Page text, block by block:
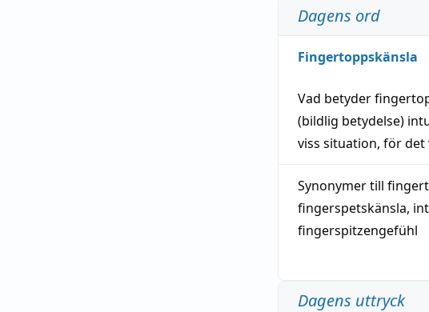
Dagens ord
Fingertoppskänsla
Vad betyder
(bildlig betydelse)
viss situation, för det
Synonymer till
fingerspetskänsla,
fingerspitzengefühl
Dagens uttryck